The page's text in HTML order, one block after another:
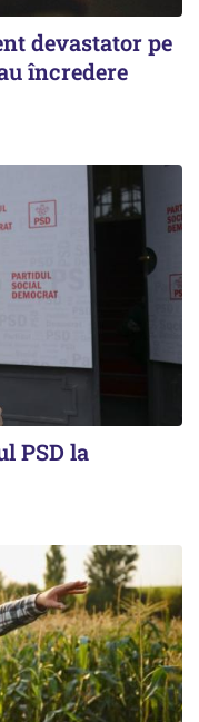
devastator pe
încredere
PSD la